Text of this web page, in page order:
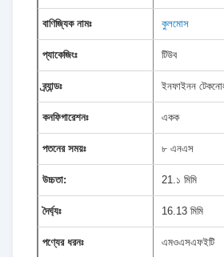
বাণিজ্যিক নামঃ কুলমোস
প্যাকেজিংঃ টিউব
ব্র্যান্ডঃ ইনফাইনন
কনফিগারেশনঃ একক
পতনের সময়ঃ ৮ এনএস
উচ্চতা: 21.১ মিমি
দৈর্ঘ্যঃ 16.13 মিমি
পণ্যের ধরনঃ এমওএসএফইটি